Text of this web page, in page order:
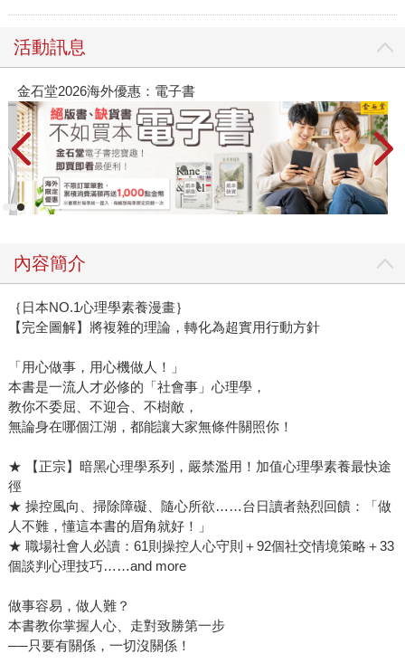
活動訊息
金石堂2026海外優惠：電子書
內容簡介
｛日本NO.1心理學素養漫畫｝
【完全圖解】將複雜的理論，轉化為超實用行動方針
「用心做事，用心機做人！」
本書是一流人才必修的「社會事」心理學，
教你不委屈、不迎合、不樹敵，
無論身在哪個江湖，都能讓大家無條件關照你！
★ 【正宗】暗黑心理學系列，嚴禁濫用！加值心理學素養最快途
徑
★ 操控風向、掃除障礙、隨心所欲……台日讀者熱烈回饋：「做
人不難，懂這本書的眉角就好！」
★ 職場社會人必讀：61則操控人心守則＋92個社交情境策略＋33
個談判心理技巧……and more
做事容易，做人難？
本書教你掌握人心、走對致勝第一步
──只要有關係，一切沒關係！